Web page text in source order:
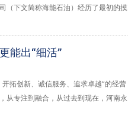
（下文简称海能石油）经历了最初的摸
能出“细活”
拓创新、诚信服务、追求卓越”的经营
从专注到融合，从过去到现在，河南永